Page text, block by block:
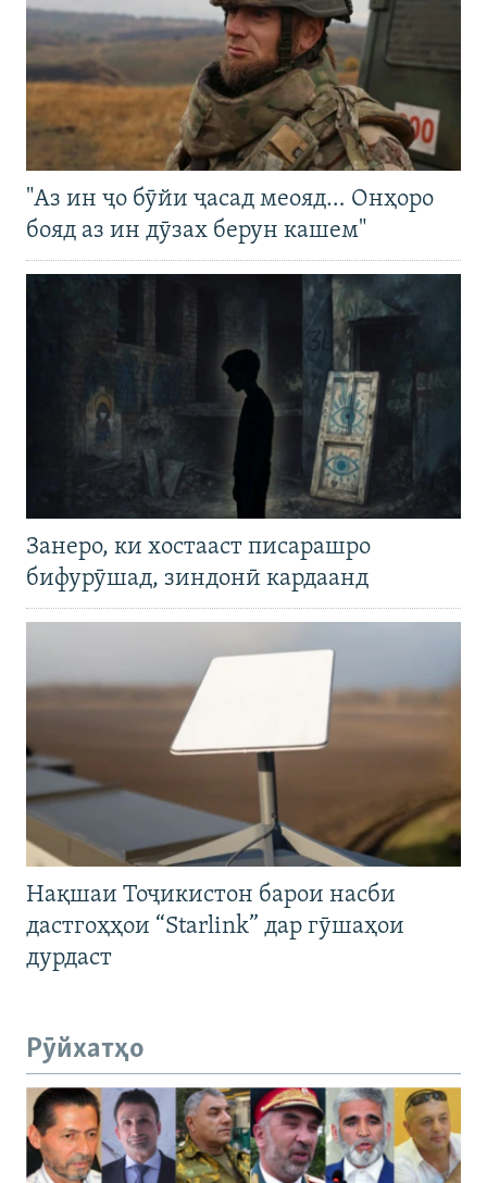
"Аз ин ҷо бӯйи ҷасад меояд… Онҳоро
бояд аз ин дӯзах берун кашем"
Занеро, ки хостааст писарашро
бифурӯшад, зиндонӣ кардаанд
Нақшаи Тоҷикистон барои насби
дастгоҳҳои “Starlink” дар гӯшаҳои
дурдаст
Рӯйхатҳо